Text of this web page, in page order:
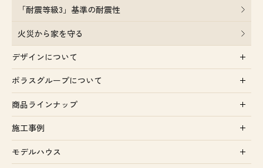
「耐震等級3」基準の耐震性
火災から家を守る
デザインについて
ポラスグループについて
商品ラインナップ
施工事例
モデルハウス